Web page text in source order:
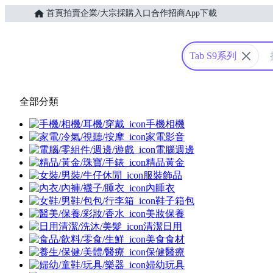
首頁拍賣企業/大宗採購入口 合作招商App下載
Yahoo購物中心
Tab S9系列
全部分類
手機相機
家電影音
電腦週邊
精品黃金
服裝飾品
內睡衣
鞋子箱包
美妝保養
清潔日用
美食食材
保健醫療
婦幼玩具